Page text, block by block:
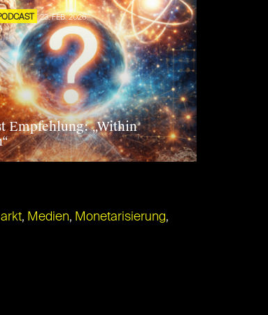
23. FEB. 2026
Empfehlung: „Within
, Medien, Monetarisierung,